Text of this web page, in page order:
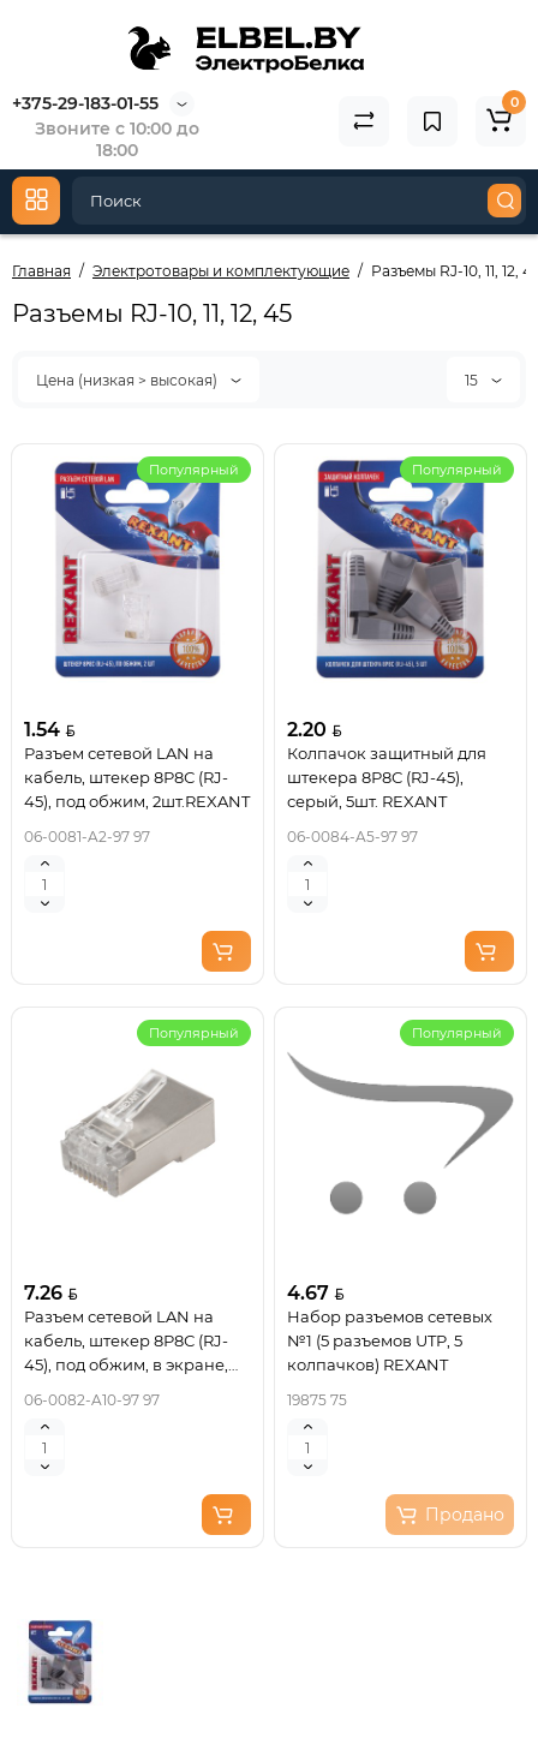
+375-29-183-01-55
Звоните с 10:00 до
18:00
0
Главная Электротовары и комплектующие Разъемы RJ-10, 11, 12,
Разъемы RJ-10, 11, 12, 45
Цена (низкая > высокая) 15
Популярный
1.54
Разъем сетевой LAN на
кабель, штекер 8Р8С (RJ-
45), под обжим, 2шт.REXANT
06-0081-A2-97 97
Популярный
2.20
Колпачок защитный для
штекера 8Р8С (RJ-45),
серый, 5шт. REXANT
06-0084-A5-97 97
Популярный
7.26
Разъем сетевой LAN на
кабель, штекер 8Р8С (RJ-
45), под обжим, в экране,
06-0082-A10-97 97
Популярный
4.67
Набор разъемов сетевых
№1 (5 разъемов UTP, 5
колпачков) REXANT
19875 75
Продано